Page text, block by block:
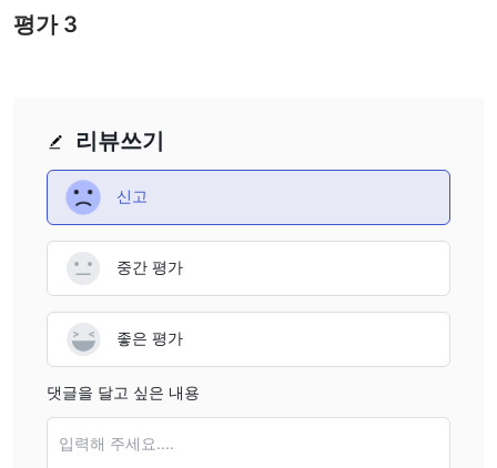
리뷰쓰기
신고
중간 평가
좋은 평가
댓글을 달고 싶은 내용
입력해 주세요....
평가3